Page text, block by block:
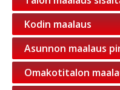
Kodin maalaus
Asunnon maalaus
Omakotitalon